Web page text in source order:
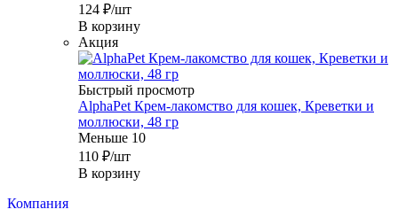
124 ₽/шт
В корзину
Акция
Быстрый просмотр
AlphaPet Крем-лакомство для кошек, Креветки и
моллюски, 48 гр
Меньше 10
110 ₽/шт
В корзину
Компания